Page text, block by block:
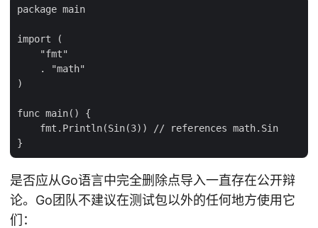
package main
import (
    "fmt"
    . "math"
)
func main() {
    fmt.Println(Sin(3)) // references math.Sin
是否应从Go语言中完全删除点导入一直存在公开辩
论。Go团队不建议在测试包以外的任何地方使用它
们：